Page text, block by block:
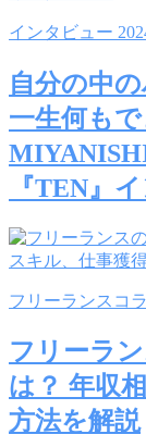
インタビュー
自分の中
一生何も
『TEN』
フリーランスコ
フリーラ
は？ 年収
方法を解説